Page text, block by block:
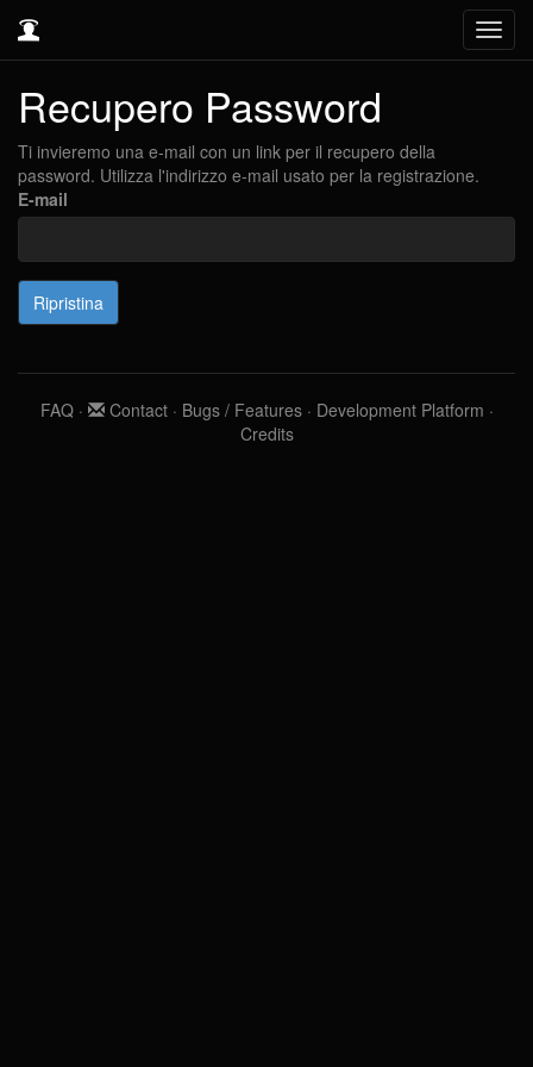
Recupero Password
Ti invieremo una e-mail con un link per il recupero della
password. Utilizza l'indirizzo e-mail usato per la registrazione.
E-mail
FAQ· Contact· Bugs / Features· Development Platform ·
Credits